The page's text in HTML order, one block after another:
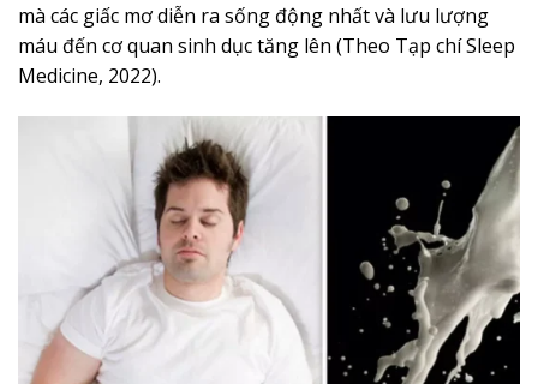
mà các giấc mơ diễn ra sống động nhất và lưu lượng
máu đến cơ quan sinh dục tăng lên (Theo Tạp chí Sleep
Medicine, 2022).